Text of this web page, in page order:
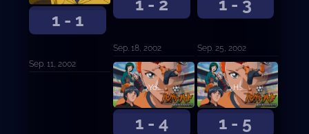
1 - 1
Sep. 11, 2002
1 - 2
Sep. 18, 2002
1 - 3
Sep. 25, 2002
1 - 4
¿Yo? ¿Qué? ¿Defensor?
1 - 5
¿Huyendo?